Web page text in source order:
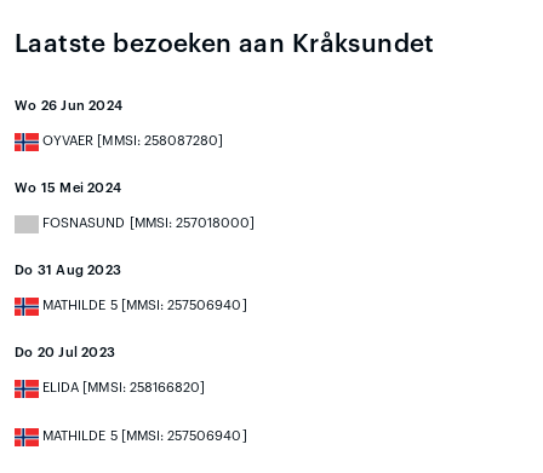
Laatste bezoeken aan Kråksundet
Wo 26 Jun 2024
OYVAER [MMSI: 258087280]
Wo 15 Mei 2024
FOSNASUND [MMSI: 257018000]
Do 31 Aug 2023
MATHILDE 5 [MMSI: 257506940]
Do 20 Jul 2023
ELIDA [MMSI: 258166820]
MATHILDE 5 [MMSI: 257506940]